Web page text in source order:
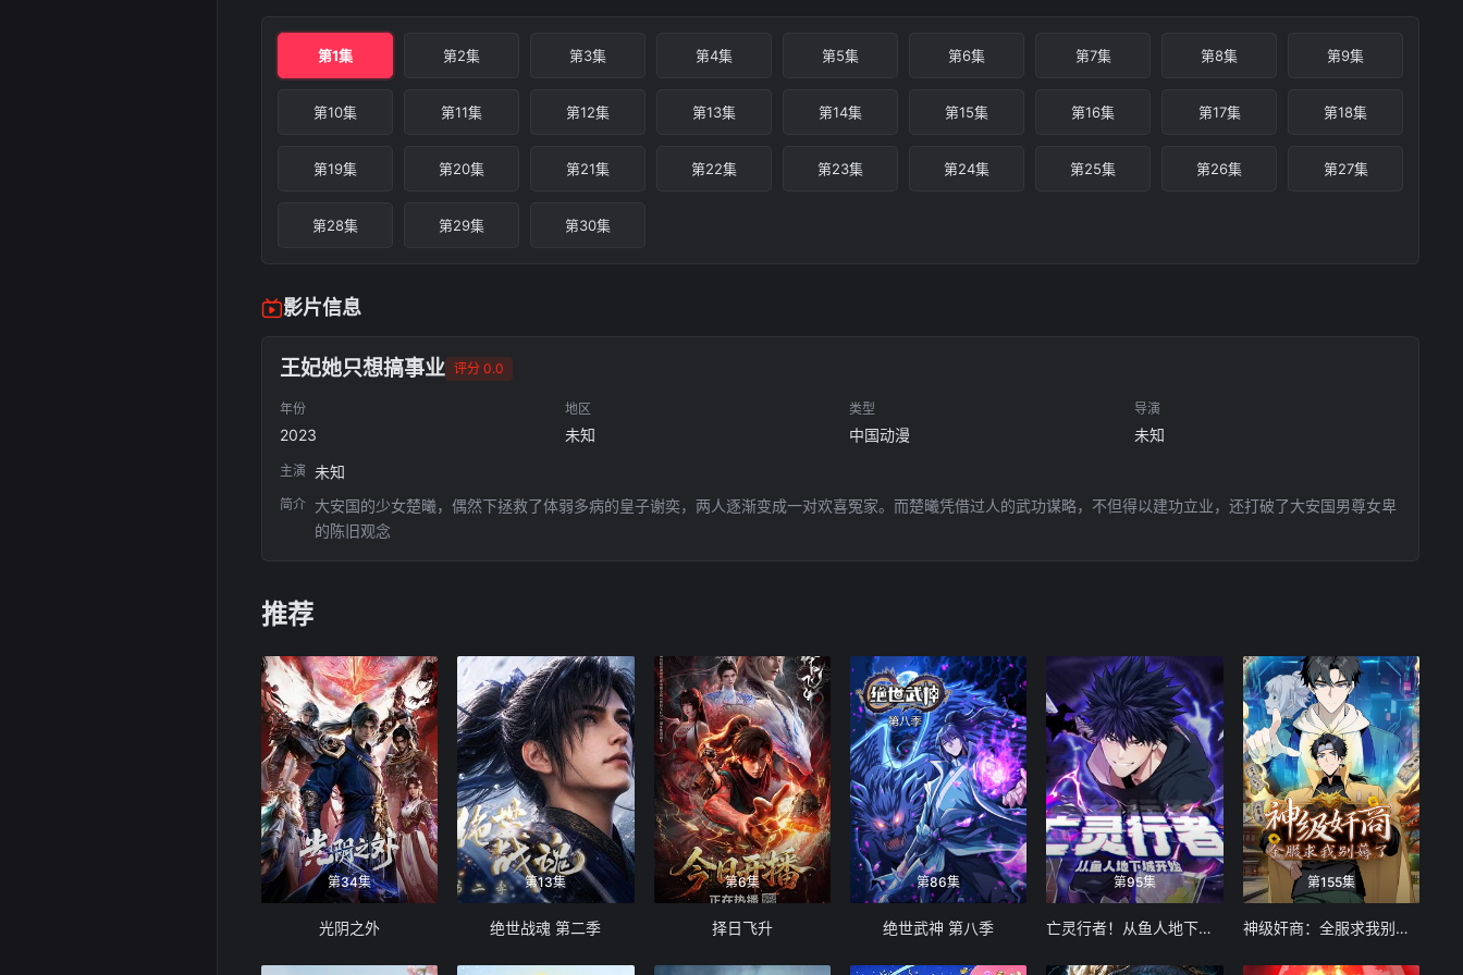
第1集 第2集 第3集 第4集 第5集 第6集 第7集 第8集 第9集
第10集 第11集 第12集 第13集 第14集 第15集 第16集 第17集 第18集
第19集 第20集 第21集 第22集 第23集 第24集 第25集 第26集 第27集
第28集 第29集 第30集
影片信息
王妃她只想搞事业 评分 0.0
年份
2023
地区
未知
类型
中国动漫
导演
未知
主演 未知
简介 大安国的少女楚曦，偶然下拯救了体弱多病的皇子谢奕，两人逐渐变成一对欢喜冤家。而楚曦凭借过人的武功谋略，不但得以建功立业，还打破了大安国男尊女卑
的陈旧观念
推荐
第34集
光阴之外
第13集
绝世战魂 第二季
第6集
择日飞升
第86集
绝世武神 第八季
第95集
亡灵行者！从鱼人地下城开始 动态漫画
第155集
神级奸商：全服求我别薅了 动态漫画